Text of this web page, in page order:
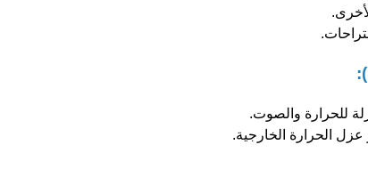
للحرارة والصوت.
عزل الحرارة الخارجية.